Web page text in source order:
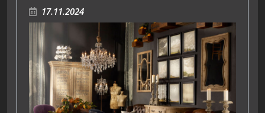
17.11.2024